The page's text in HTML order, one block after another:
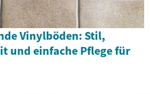
Vinylböden: Stil,
und einfache Pflege für